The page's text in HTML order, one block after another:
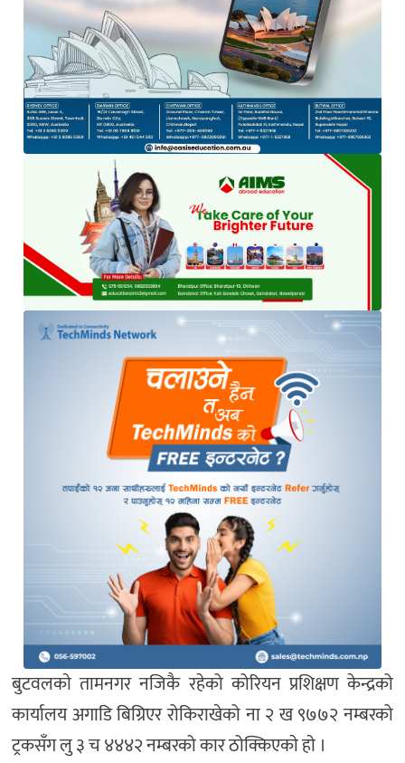
बुटवलकाे तामनगर नजिकै रहेको कोरियन प्रशिक्षण केन्द्रको
कार्यालय अगाडि बिग्रिएर रोकिराखेको ना २ ख ९७७२ नम्बरको
ट्रकसँग लु ३ च ४४४२ नम्बरको कार ठोक्किएकाे हाे ।